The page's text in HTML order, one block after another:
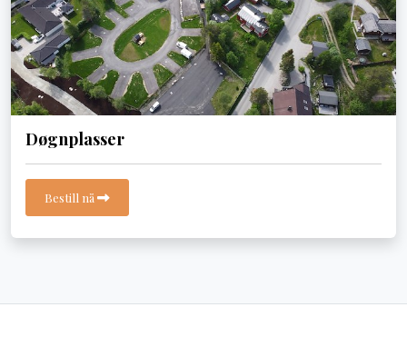
Døgnplasser
Bestill nå